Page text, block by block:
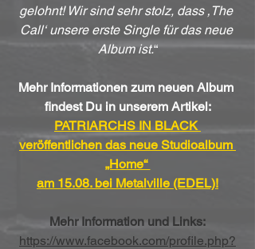
gelohnt! Wir sind sehr stolz, dass ‚The
Call‘ unsere erste Single für das neue
Album ist.“
Mehr Informationen zum neuen Album
findest Du in unserem Artikel:
PATRIARCHS IN BLACK
veröffentlichen das neue Studioalbum
„Home“
am 15.08. bei Metalville (EDEL)!
Mehr Information und Links:
https://www.facebook.com/profile.php?